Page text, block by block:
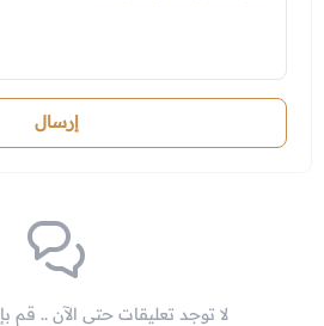
لا توجد تعليقات حتى الآن .. قم
إرسال